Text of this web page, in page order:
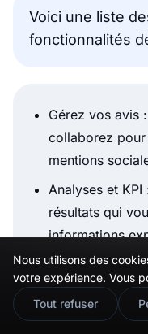
Voici une liste
fonctionnalités
Gérez vos avis
collaborez
mentions
Analyses et
résultats qui
informations
rapports d’avis
Collecte d’avis
et des
Nous utilisons des
votre expérience. Vous
Tout refuser
🇬🇧Would you
View in English